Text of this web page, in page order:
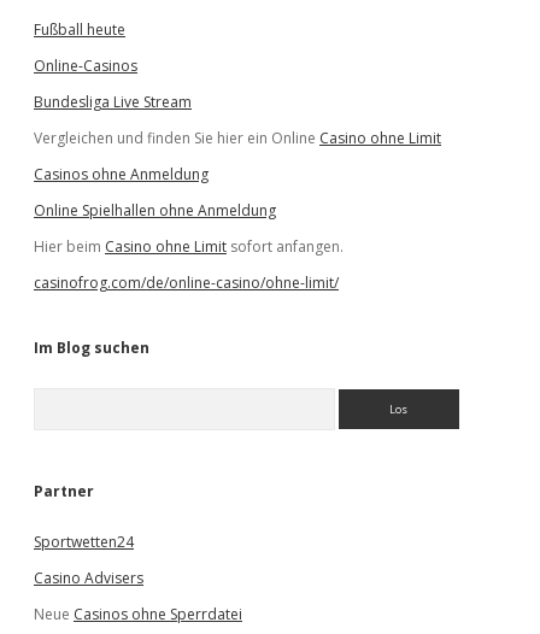
Fußball heute
Online-Casinos
Bundesliga Live Stream
Vergleichen und finden Sie hier ein Online Casino ohne Limit
Casinos ohne Anmeldung
Online Spielhallen ohne Anmeldung
Hier beim Casino ohne Limit sofort anfangen.
casinofrog.com/de/online-casino/ohne-limit/
Im Blog suchen
e
Partner
Sportwetten24
Casino Advisers
Neue Casinos ohne Sperrdatei